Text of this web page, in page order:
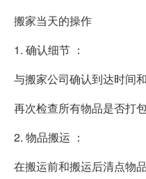
搬家当天的操作
1. 确认细节 ：
与搬家公司确认到达时间和
再次检查所有物品是否打包
2. 物品搬运 ：
在搬运前和搬运后清点物